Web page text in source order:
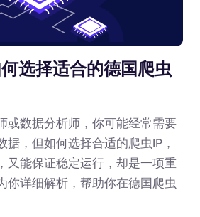
选择适合的德国爬虫
或数据分析师，你可能经常需要
据，但如何选择合适的爬虫IP，
又能保证稳定运行，却是一项重
你详细解析，帮助你在德国爬虫